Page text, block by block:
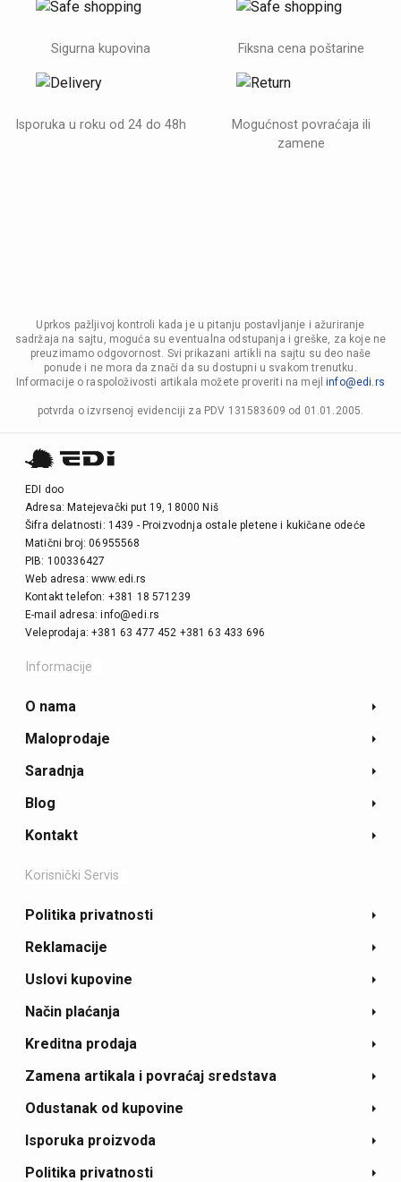
Sigurna kupovina Fiksna cena poštarine
Isporuka u roku od 24 do 48h
Mogućnost povraćaja ili
zamene
Uprkos pažljivoj kontroli kada je u pitanju postavljanje i ažuriranje
sadržaja na sajtu, moguća su eventualna odstupanja i greške, za koje ne
preuzimamo odgovornost. Svi prikazani artikli na sajtu su deo naše
ponude i ne mora da znači da su dostupni u svakom trenutku.
Informacije o raspoloživosti artikala možete proveriti na mejlinfo@edi.rs
potvrda o izvrsenoj evidenciji za PDV 131583609 od 01.01.2005.
EDI doo
Adresa: Matejevački put 19, 18000 Niš
Šifra delatnosti: 1439 - Proizvodnja ostale pletene i kukičane odeće
Matični broj: 06955568
PIB: 100336427
Web adresa: www.edi.rs
Kontakt telefon: +381 18 571239
E-mail adresa: info@edi.rs
Veleprodaja: +381 63 477 452 +381 63 433 696
Informacije
O nama
Maloprodaje
Saradnja
Blog
Kontakt
Korisnički Servis
Politika privatnosti
Reklamacije
Uslovi kupovine
Način plaćanja
Kreditna prodaja
Zamena artikala i povraćaj sredstava
Odustanak od kupovine
Isporuka proizvoda
Politika privatnosti